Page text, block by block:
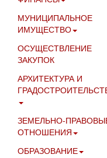
МУНИЦИПАЛЬНОЕ
ИМУЩЕСТВО
ОСУЩЕСТВЛЕНИЕ
ЗАКУПОК
АРХИТЕКТУРА И
ЗЕМЕЛЬНО-
ОТНОШЕНИЯ
ОБРАЗОВАНИЕ